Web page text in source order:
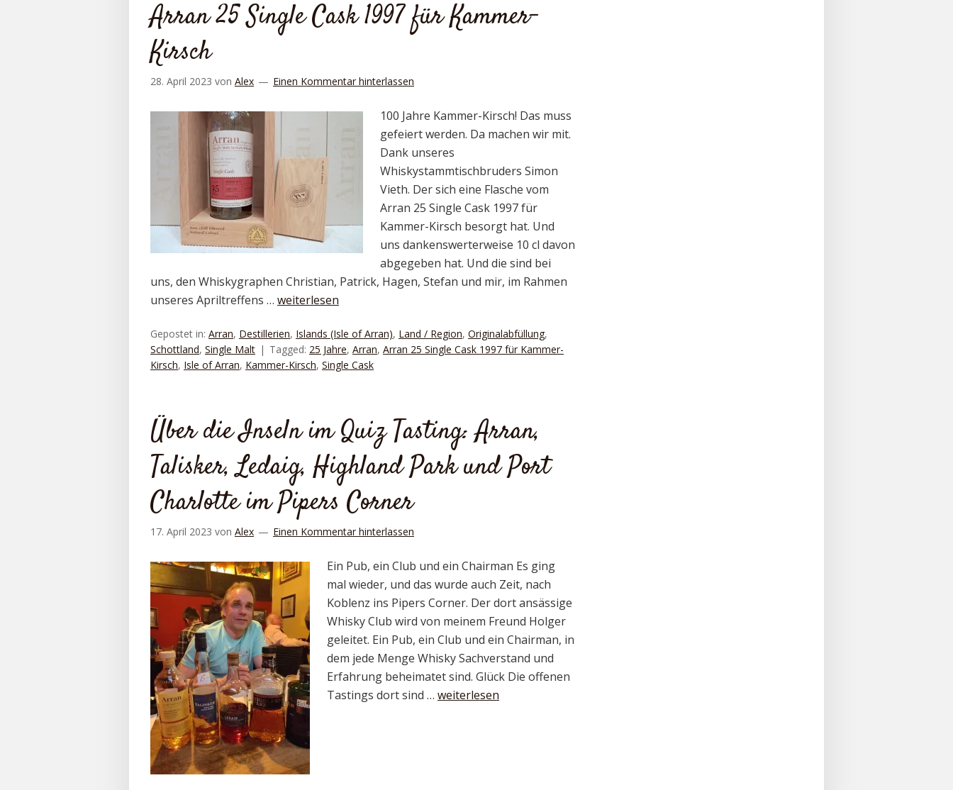
Arran 25 Single Cask 1997 für Kammer-
Kirsch
28. April 2023 von Alex Einen Kommentar hinterlassen
100 Jahre Kammer-Kirsch! Das muss
gefeiert werden. Da machen wir mit.
Dank unseres
Whiskystammtischbruders Simon
Vieth. Der sich eine Flasche vom
Arran 25 Single Cask 1997 für
Kammer-Kirsch besorgt hat. Und
uns dankenswerterweise 10 cl davon
abgegeben hat. Und die sind bei
uns, den Whiskygraphen Christian, Patrick, Hagen, Stefan und mir, im Rahmen
unseres Apriltreffens … weiterlesen
Gepostet in: Arran, Destillerien, Islands (Isle of Arran), Land / Region, Originalabfüllung,
Schottland, Single Malt Tagged: 25 Jahre, Arran, Arran 25 Single Cask 1997 für Kammer-
Kirsch, Isle of Arran, Kammer-Kirsch, Single Cask
Über die Inseln im Quiz Tasting: Arran,
Talisker, Ledaig, Highland Park und Port
Charlotte im Pipers Corner
17. April 2023 von Alex Einen Kommentar hinterlassen
Ein Pub, ein Club und ein Chairman Es ging
mal wieder, und das wurde auch Zeit, nach
Koblenz ins Pipers Corner. Der dort ansässige
Whisky Club wird von meinem Freund Holger
geleitet. Ein Pub, ein Club und ein Chairman, in
dem jede Menge Whisky Sachverstand und
Erfahrung beheimatet sind. Glück Die offenen
Tastings dort sind … weiterlesen